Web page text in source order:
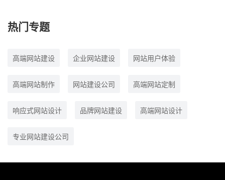
热门专题
高端网站建设 企业网站建设 网站用户体验
高端网站制作 网站建设公司 高端网站定制
响应式网站设计 品牌网站建设 高端网站设计
专业网站建设公司